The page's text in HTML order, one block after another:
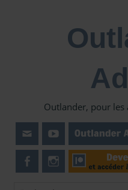
Outlander, pour